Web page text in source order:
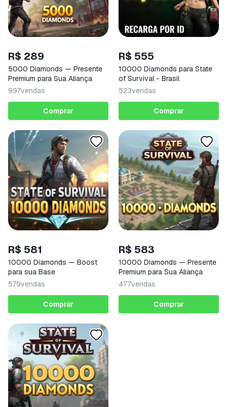
R$ 289
5000 Diamonds — Presente
Premium para Sua Aliança
997vendas
Comprar
R$ 555
10000 Diamonds para State
of Survival - Brasil
523vendas
Comprar
R$ 581
10000 Diamonds — Boost
para sua Base
579vendas
Comprar
R$ 583
10000 Diamonds — Presente
Premium para Sua Aliança
477vendas
Comprar